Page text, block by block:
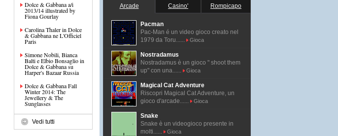
Dolce & Gabbana a/i
2013/14 illustrated by
Fiona Gourlay
Carolina Thaler in Dolce
& Gabbana ne L'Officiel
Paris
Simone Nobili, Bianca
Balti e Elbio Bonsaglio in
Dolce & Gabbana su
Harper's Bazaar Russia
Dolce & Gabbana Fall
Winter 2014: The
Jewellery & The
Sunglasses
Vedi tutti
Arcade Casino' Rompicapo
Pacman
Pac-Man é un video gioco creato nel
1979 da Toru......
Gioca
Nostradamus
Nostradamus è un gioco " shoot them
up" con una......
Gioca
Magical Cat Adventure
Riscopri Magical Cat Adventure, un
gioco d'arcade......
Gioca
Snake
Snake è un videogioco presente in
molti......
Gioca